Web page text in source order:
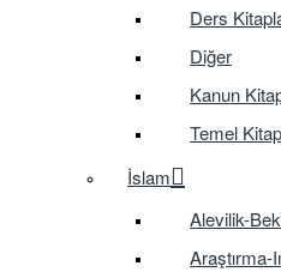
Ders
Diğer
Kanun
Temel
İslam
Alevilik-
Araştırma-